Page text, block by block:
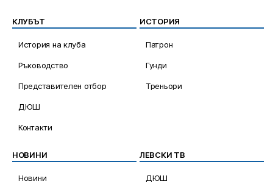
КЛУБЪТ
История на клуба
Ръководство
Представителен отбор
ДЮШ
Контакти
ИСТОРИЯ
Патрон
Гунди
Треньори
НОВИНИ
Новини
ЛЕВСКИ ТВ
ДЮШ